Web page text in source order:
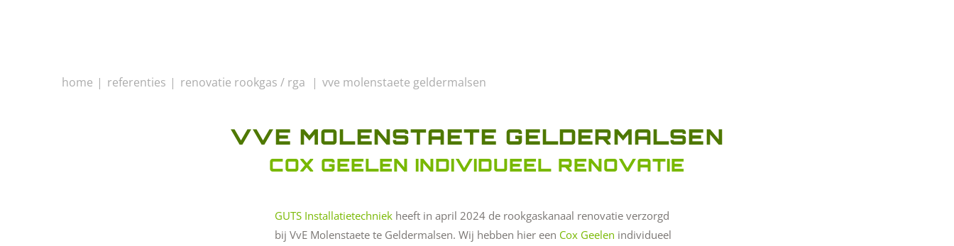
home referenties renovatie rookgas / rga vve molenstaete geldermalsen
VVE MOLENSTAETE GELDERMALSEN
COX GEELEN INDIVIDUEEL RENOVATIE
GUTS Installatietechniek heeft in april 2024 de rookgaskanaal renovatie verzorgd
bij VvE Molenstaete te Geldermalsen. Wij hebben hier een Cox Geelen individueel